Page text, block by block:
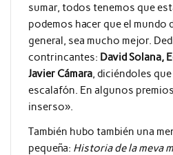
sumar, todos tenemos que
podemos hacer que el mundo
general, sea mucho mejor.
contrincantes: David Solana,
Javier Cámara, diciéndoles que
escalafón. En algunos
inserso».
También hubo también una
pequeña: Historia de la meva